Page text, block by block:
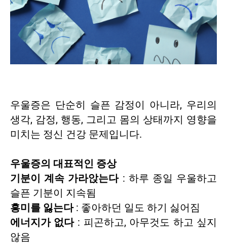
우울증은 단순히 슬픈 감정이 아니라, 우리의
생각, 감정, 행동, 그리고 몸의 상태까지 영향을
미치는 정신 건강 문제입니다.
우울증의 대표적인 증상
기분이 계속 가라앉는다: 하루 종일 우울하고
슬픈 기분이 지속됨
흥미를 잃는다: 좋아하던 일도 하기 싫어짐
에너지가 없다: 피곤하고, 아무것도 하고 싶지
않음